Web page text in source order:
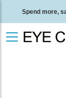
Spend more,
Free